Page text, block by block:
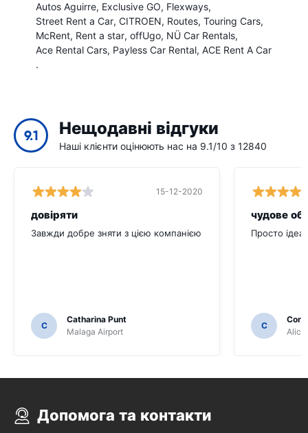
Autos Aguirre Exclusive GO Flexways
Street Rent a Car CITROEN Routes Touring Cars
McRent Rent a star offUgo NÜ Car Rentals
Ace Rental Cars Payless Car Rental ACE Rent A Car
.
9.1 Нещодавні відгуки
Наші клієнти оцінюють нас на 9.1/10 з 12840
15-12-2020
довіряти
Завжди добре зняти з цією компанією
C
Catharina Punt
Malaga Airport
чудове
Просто
C
Допомога та контакти